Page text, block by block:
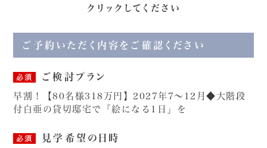
クリックしてください
ご予約いただく内容をご確認ください
必須 ご検討プラン
早割！【80名様318万円】2027年7～12月◆大階段
付白亜の貸切邸宅で「絵になる1日」を
必須 見学希望の日時